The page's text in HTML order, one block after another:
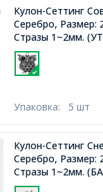
Кулон-Сеттинг
Серебро, Размер:
Стразы 1~2мм.
Упаковка: 5 шт
Кулон-Сеттинг
Серебро, Размер:
Стразы 1~2мм.